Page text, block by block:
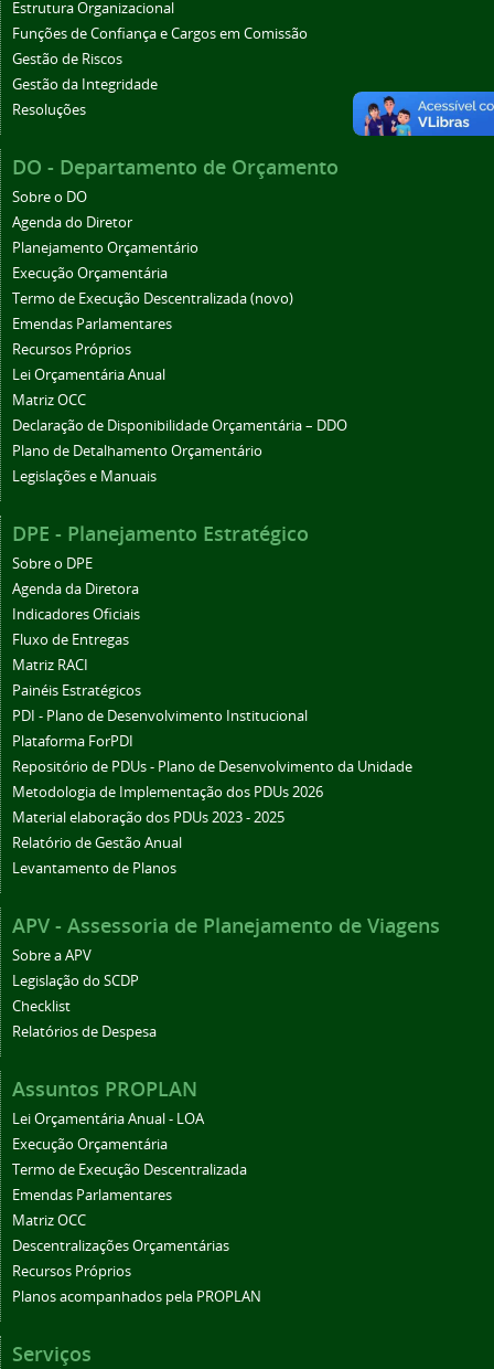
Estrutura Organizacional
Funções de Confiança e Cargos em Comissão
Gestão de Riscos
Gestão da Integridade
Resoluções
DO - Departamento de Orçamento
Sobre o DO
Agenda do Diretor
Planejamento Orçamentário
Execução Orçamentária
Termo de Execução Descentralizada (novo)
Emendas Parlamentares
Recursos Próprios
Lei Orçamentária Anual
Matriz OCC
Declaração de Disponibilidade Orçamentária – DDO
Plano de Detalhamento Orçamentário
Legislações e Manuais
DPE - Planejamento Estratégico
Sobre o DPE
Agenda da Diretora
Indicadores Oficiais
Fluxo de Entregas
Matriz RACI
Painéis Estratégicos
PDI - Plano de Desenvolvimento Institucional
Plataforma ForPDI
Repositório de PDUs - Plano de Desenvolvimento da Unidade
Metodologia de Implementação dos PDUs 2026
Material elaboração dos PDUs 2023 - 2025
Relatório de Gestão Anual
Levantamento de Planos
APV - Assessoria de Planejamento de Viagens
Sobre a APV
Legislação do SCDP
Checklist
Relatórios de Despesa
Assuntos PROPLAN
Lei Orçamentária Anual - LOA
Execução Orçamentária
Termo de Execução Descentralizada
Emendas Parlamentares
Matriz OCC
Descentralizações Orçamentárias
Recursos Próprios
Planos acompanhados pela PROPLAN
Serviços